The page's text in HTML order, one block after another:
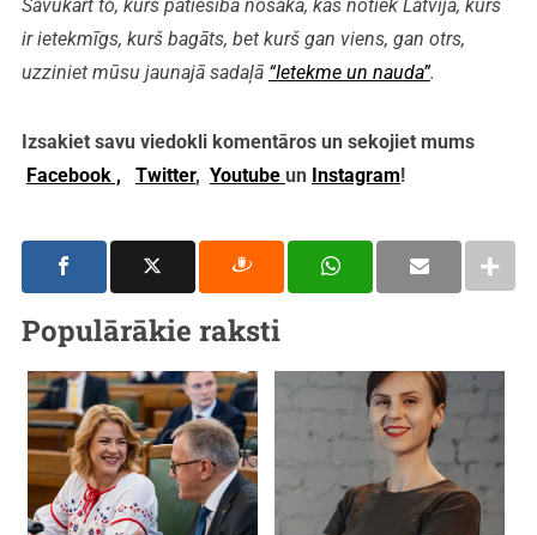
Savukārt to, kurš patiesībā nosaka, kas notiek Latvijā, kurš
ir ietekmīgs, kurš bagāts, bet kurš gan viens, gan otrs,
uzziniet mūsu jaunajā sadaļā “Ietekme un nauda”.
Izsakiet savu viedokli komentāros un sekojiet mums
Facebook ,
Twitter, Youtube un Instagram!
Populārākie raksti